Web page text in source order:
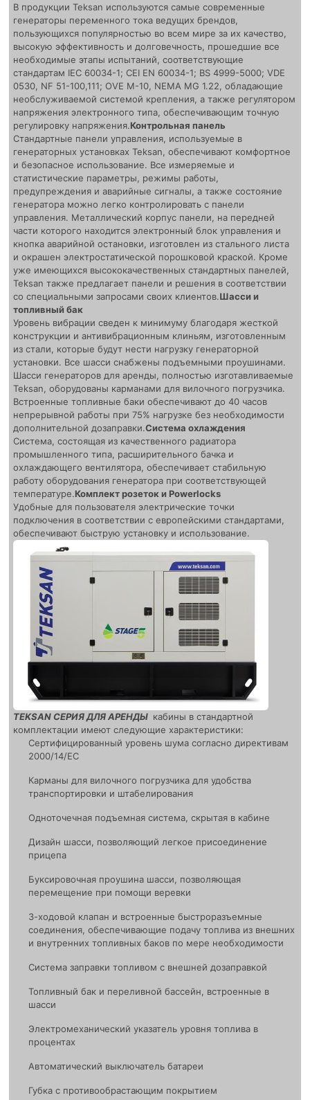
В продукции Teksan используются самые современные
генераторы переменного тока ведущих брендов,
пользующихся популярностью во всем мире за их качество,
высокую эффективность и долговечность, прошедшие все
необходимые этапы испытаний, соответствующие
стандартам IEC 60034-1; CEI EN 60034-1; BS 4999-5000; VDE
0530, NF 51-100,111; OVE M-10, NEMA MG 1.22, обладающие
необслуживаемой системой крепления, а также регулятором
напряжения электронного типа, обеспечивающим точную
регулировку напряжения.Контрольная панель
Стандартные панели управления, используемые в
генераторных установках Teksan, обеспечивают комфортное
и безопасное использование. Все измеряемые и
статистические параметры, режимы работы,
предупреждения и аварийные сигналы, а также состояние
генератора можно легко контролировать с панели
управления. Металлический корпус панели, на передней
части которого находится электронный блок управления и
кнопка аварийной остановки, изготовлен из стального листа
и окрашен электростатической порошковой краской. Кроме
уже имеющихся высококачественных стандартных панелей,
Teksan также предлагает панели и решения в соответствии
со специальными запросами своих клиентов.Шасси и
топливный бак
Уровень вибрации сведен к минимуму благодаря жесткой
конструкции и антивибрационным клиньям, изготовленным
из стали, которые будут нести нагрузку генераторной
установки. Все шасси снабжены подъемными проушинами.
Шасси генераторов для аренды, полностью изготавливаемые
Teksan, оборудованы карманами для вилочного погрузчика.
Встроенные топливные баки обеспечивают до 40 часов
непрерывной работы при 75% нагрузке без необходимости
дополнительной дозаправки.Система охлаждения
Система, состоящая из качественного радиатора
промышленного типа, расширительного бачка и
охлаждающего вентилятора, обеспечивает стабильную
работу оборудования генератора при соответствующей
температуре.Комплект розеток и Powerlocks
Удобные для пользователя электрические точки
подключения в соответствии с европейскими стандартами,
обеспечивают быструю установку и использование.
TEKSAN СЕРИЯ ДЛЯ АРЕНДЫ кабины в стандартной
комплектации имеют следующие характеристики:
Сертифицированный уровень шума согласно директивам
2000/14/EC
Карманы для вилочного погрузчика для удобства
транспортировки и штабелирования
Одноточечная подъемная система, скрытая в кабине
Дизайн шасси, позволяющий легкое присоединение
прицепа
Буксировочная проушина шасси, позволяющая
перемещение при помощи веревки
3-ходовой клапан и встроенные быстроразъемные
соединения, обеспечивающие подачу топлива из внешних
и внутренних топливных баков по мере необходимости
Система заправки топливом с внешней дозаправкой
Топливный бак и переливной бассейн, встроенные в
шасси
Электромеханический указатель уровня топлива в
процентах
Автоматический выключатель батареи
Губка с противообрастающим покрытием